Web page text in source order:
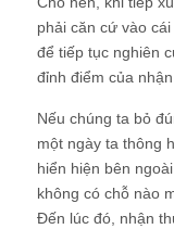
phải căn cứ vào
để tiếp tục nghiên
đỉnh điểm của nhận
Nếu chúng ta bỏ
một ngày ta thông
hiển hiện bên
không có chỗ nào
Đến lúc đó, nhận